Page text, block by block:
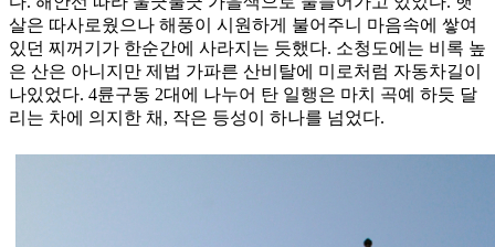
살은 따사로웠으나 해풍이 시원하게 불어주니 마음속에 쌓여
있던 찌꺼기가 한순간에 사라지는 듯했다. 소청도에는 비록 높
은 산은 아니지만 제법 가파른 산비탈에 미로처럼 자동차길이
나있었다. 4륜구동 2대에 나누어 탄 일행은 마치 곡예 하듯 달
리는 차에 의지한 채, 작은 등성이 하나를 넘었다.